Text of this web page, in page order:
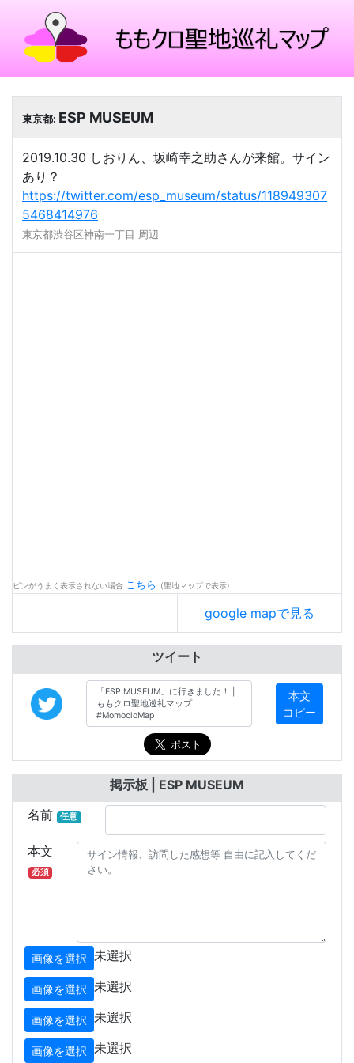
東京都: ESP MUSEUM
2019.10.30 しおりん、坂崎幸之助さんが来館。サイン
あり？
https://twitter.com/esp_museum/status/118949307
5468414976
東京都渋谷区神南一丁目 周辺
ピンがうまく表示されない場合 こちら (聖地マップで表示)
google mapで見る
ツイート
本文
コピー
掲示板 | ESP MUSEUM
名前
任意
本文
必須
画像を選択 未選択
画像を選択 未選択
画像を選択 未選択
画像を選択 未選択